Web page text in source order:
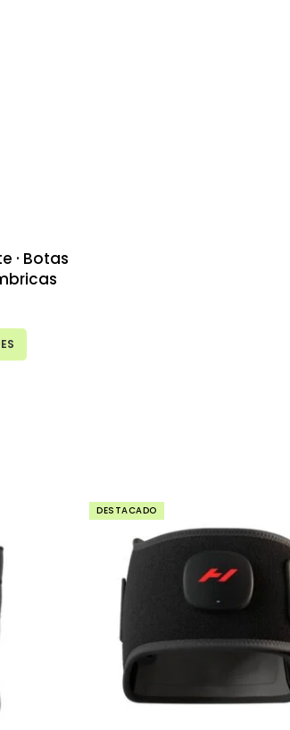
· Botas
DESTACADO